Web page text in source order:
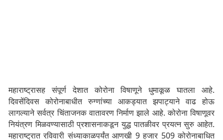
महाराष्ट्रासह संपूर्ण देशात कोरोना विषाणूने धुमाकूळ घातला आहे.
दिवसेंदिवस कोरोनाबाधीत रुग्णांच्या आकड्यात झपाट्याने वाढ होऊ
लागल्याने सर्वत्र चिंताजनक वातावरण निर्माण झाले आहे. कोरोना विषाणूवर
नियंत्रण मिळवण्यासाठी प्रशासनाकडून युद्ध पातळीवर प्रयत्न सुरु आहेत.
महाराष्ट्रात रविवारी संध्याकाळपर्यंत आणखी 9 हजार 509 कोरोनाबाधित